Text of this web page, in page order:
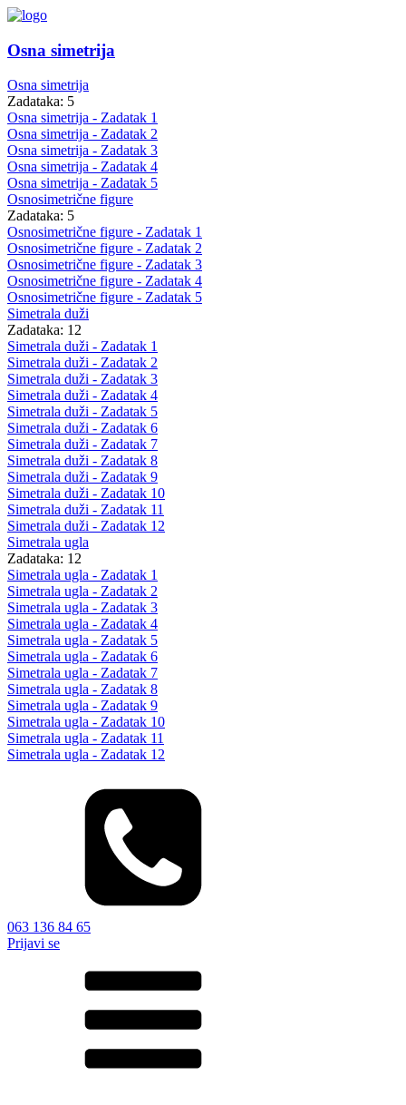
Osna simetrija
Osna simetrija
Zadataka: 5
Osna simetrija - Zadatak 1
Osna simetrija - Zadatak 2
Osna simetrija - Zadatak 3
Osna simetrija - Zadatak 4
Osna simetrija - Zadatak 5
Osnosimetrične figure
Zadataka: 5
Osnosimetrične figure - Zadatak 1
Osnosimetrične figure - Zadatak 2
Osnosimetrične figure - Zadatak 3
Osnosimetrične figure - Zadatak 4
Osnosimetrične figure - Zadatak 5
Simetrala duži
Zadataka: 12
Simetrala duži - Zadatak 1
Simetrala duži - Zadatak 2
Simetrala duži - Zadatak 3
Simetrala duži - Zadatak 4
Simetrala duži - Zadatak 5
Simetrala duži - Zadatak 6
Simetrala duži - Zadatak 7
Simetrala duži - Zadatak 8
Simetrala duži - Zadatak 9
Simetrala duži - Zadatak 10
Simetrala duži - Zadatak 11
Simetrala duži - Zadatak 12
Simetrala ugla
Zadataka: 12
Simetrala ugla - Zadatak 1
Simetrala ugla - Zadatak 2
Simetrala ugla - Zadatak 3
Simetrala ugla - Zadatak 4
Simetrala ugla - Zadatak 5
Simetrala ugla - Zadatak 6
Simetrala ugla - Zadatak 7
Simetrala ugla - Zadatak 8
Simetrala ugla - Zadatak 9
Simetrala ugla - Zadatak 10
Simetrala ugla - Zadatak 11
Simetrala ugla - Zadatak 12
063 136 84 65
Prijavi se